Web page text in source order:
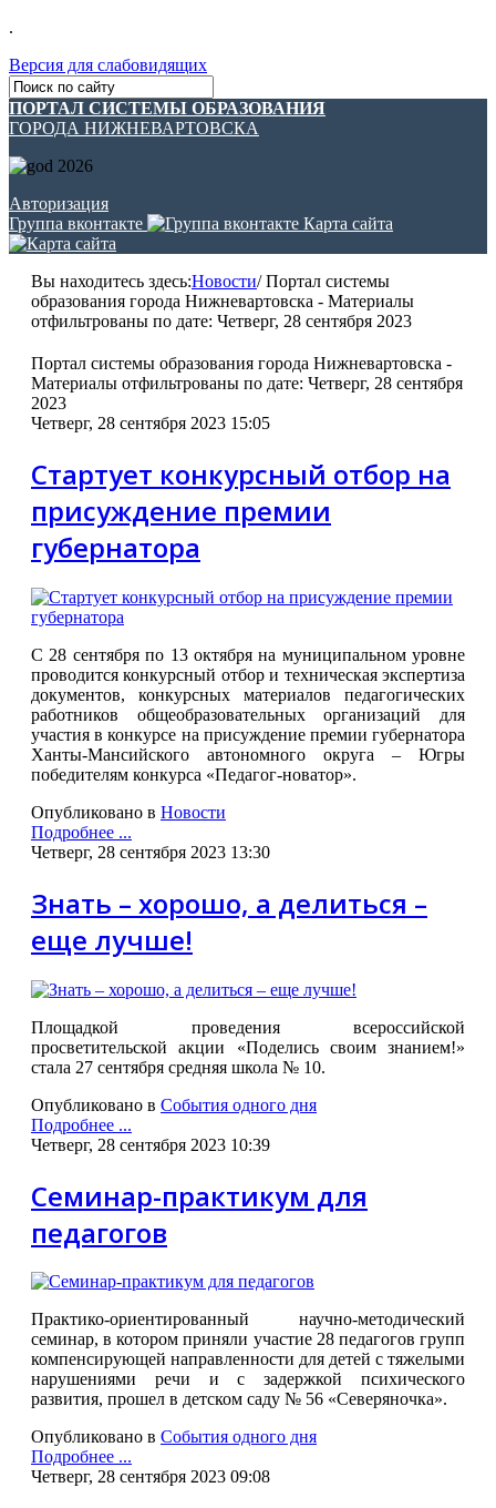
.
Версия для слабовидящих
ПОРТАЛ СИСТЕМЫ ОБРАЗОВАНИЯ
ГОРОДА НИЖНЕВАРТОВСКА
Авторизация
Группа вконтакте
Карта сайта
Вы находитесь здесь:Новости/Портал системы
образования города Нижневартовска - Материалы
отфильтрованы по дате: Четверг, 28 сентября 2023
Портал системы образования города Нижневартовска -
Материалы отфильтрованы по дате: Четверг, 28 сентября
2023
Четверг, 28 сентября 2023 15:05
Стартует конкурсный отбор на
присуждение премии
губернатора
С 28 сентября по 13 октября на муниципальном уровне
проводитсяконкурсный отбор и техническая экспертиза
документов, конкурсных материалов педагогических
работников общеобразовательных организаций для
участия в конкурсе на присуждение премии губернатора
Ханты-Мансийского автономного округа – Югры
победителям конкурса «Педагог-новатор».
Опубликовано в Новости
Подробнее ...
Четверг, 28 сентября 2023 13:30
Знать – хорошо, а делиться –
еще лучше!
Площадкой проведения всероссийской
просветительской акции «Поделись своим знанием!»
стала 27 сентября средняя школа № 10.
Опубликовано в События одного дня
Подробнее ...
Четверг, 28 сентября 2023 10:39
Семинар-практикум для
педагогов
Практико-ориентированный научно-методический
семинар, в котором приняли участие 28 педагогов групп
компенсирующей направленности для детей с тяжелыми
нарушениями речи и с задержкой психического
развития, прошел в детском саду № 56 «Северяночка».
Опубликовано в События одного дня
Подробнее ...
Четверг, 28 сентября 2023 09:08